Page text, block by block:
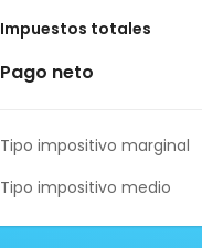
Impuestos totales
Pago neto
Tipo impositivo marginal
Tipo impositivo medio